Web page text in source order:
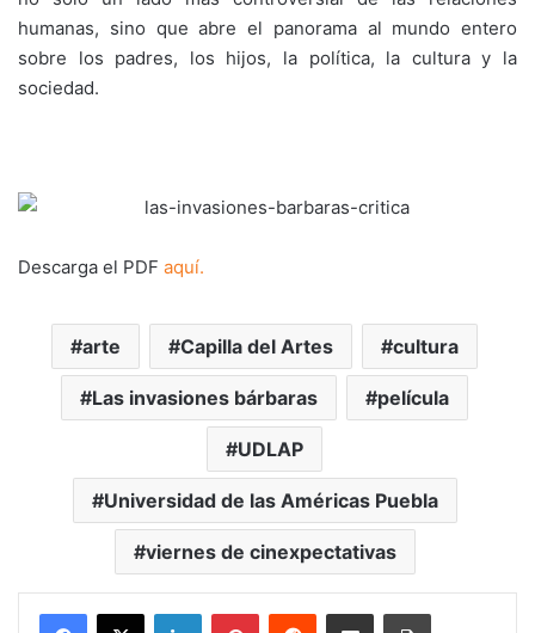
humanas, sino que abre el panorama al mundo entero
sobre los padres, los hijos, la política, la cultura y la
sociedad.
Descarga el PDF aquí.
arte Capilla del Artes cultura
Las invasiones bárbaras película
UDLAP
Universidad de las Américas Puebla
viernes de cinexpectativas
LinkedInPinterestReddit Share via Email Print